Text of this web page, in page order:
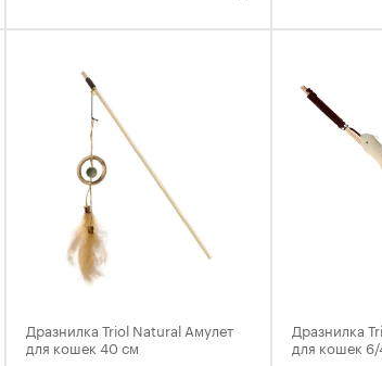
Дразнилка Triol Natural Амулет
для кошек 40 см
Дразнилка
для кошек